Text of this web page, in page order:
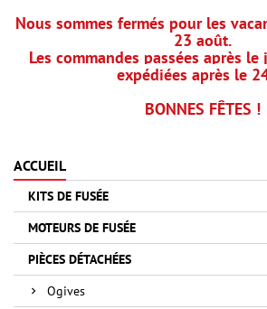
Nous sommes fermés pour les
23 août.
Les commandes passées après
expédiées après le
BONNES FÊTES !
ACCUEIL
KITS DE FUSÉE
MOTEURS DE FUSÉE
PIÈCES DÉTACHÉES
Ogives